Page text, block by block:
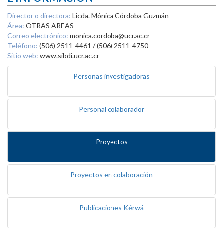
Director o directora: Licda. Mónica Córdoba Guzmán
Área: OTRAS AREAS
Correo electrónico: monica.cordoba@ucr.ac.cr
Teléfono: (506) 2511-4461 / (506) 2511-4750
Sitio web: www.sibdi.ucr.ac.cr
Personas investigadoras
Personal colaborador
Proyectos
Proyectos en colaboración
Publicaciones Kérwá